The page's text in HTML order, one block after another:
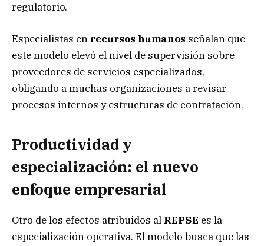
regulatorio.
Especialistas en recursos humanos señalan que
este modelo elevó el nivel de supervisión sobre
proveedores de servicios especializados,
obligando a muchas organizaciones a revisar
procesos internos y estructuras de contratación.
Productividad y
especialización: el nuevo
enfoque empresarial
Otro de los efectos atribuidos al REPSE es la
especialización operativa. El modelo busca que las